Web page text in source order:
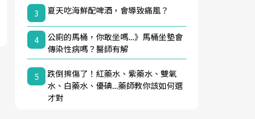
3
夏天吃海鮮配啤酒，會導致痛風？
4
公廁的馬桶，你敢坐嗎...》馬桶坐墊會
傳染性病嗎？醫師有解
5
跌倒擦傷了！紅藥水、紫藥水、雙氧
水、白藥水、優碘...藥師教你該如何選
才對